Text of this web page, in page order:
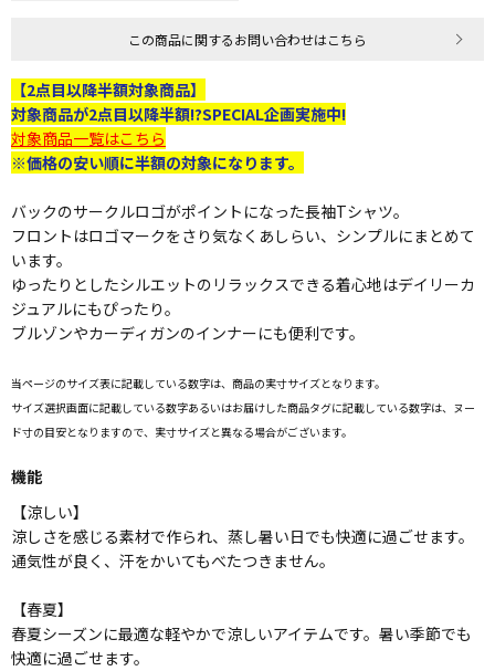
この商品に関するお問い合わせはこちら
【2点目以降半額対象商品】
対象商品が2点目以降半額!?SPECIAL企画実施中!
対象商品一覧はこちら
※価格の安い順に半額の対象になります。
バックのサークルロゴがポイントになった長袖Tシャツ。
フロントはロゴマークをさり気なくあしらい、シンプルにまとめて
います。
ゆったりとしたシルエットのリラックスできる着心地はデイリーカ
ジュアルにもぴったり。
ブルゾンやカーディガンのインナーにも便利です。
当ページのサイズ表に記載している数字は、商品の実寸サイズとなります。
サイズ選択画面に記載している数字あるいはお届けした商品タグに記載している数字は、ヌー
ド寸の目安となりますので、実寸サイズと異なる場合がございます。
機能
【涼しい】
涼しさを感じる素材で作られ、蒸し暑い日でも快適に過ごせます。
通気性が良く、汗をかいてもべたつきません。
【春夏】
春夏シーズンに最適な軽やかで涼しいアイテムです。暑い季節でも
快適に過ごせます。